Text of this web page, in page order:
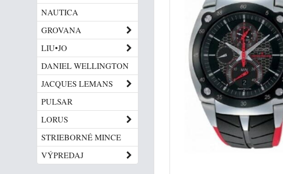
NAUTICA
GROVANA
LIU•JO
DANIEL WELLINGTON
JACQUES LEMANS
PULSAR
LORUS
STRIEBORNÉ MINCE
VÝPREDAJ